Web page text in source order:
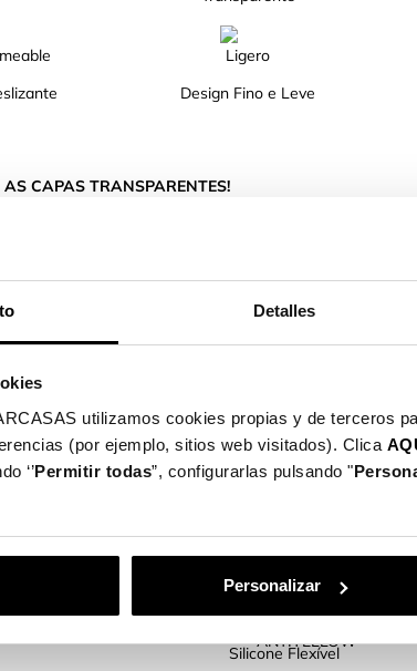
Detalles
utilizamos cookies propias y de terceros
(por ejemplo, sitios web visitados). Clica
‘’Permitir todas”, configurarlas pulsando "
Personalizar
Design Fino e Leve
AS CAPAS TRANSPARENTES!
para o teu telemóvel graças ao seu design.
líquido TPU.
nem peso à tua capa de telemóvel.
permite o acesso a todos os botões e portas.
disponíveis para ti!
CARACTERÍSTICAS DO
Silicone Flexível